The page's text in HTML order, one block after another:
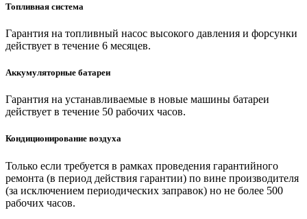
Топливная система
Гарантия на топливный насос высокого давления и форсунки
действует в течение 6 месяцев.
Аккумуляторные батареи
Гарантия на устанавливаемые в новые машины батареи
действует в течение 50 рабочих часов.
Кондиционирование воздуха
Только если требуется в рамках проведения гарантийного
ремонта (в период действия гарантии) по вине производителя
(за исключением периодических заправок) но не более 500
рабочих часов.